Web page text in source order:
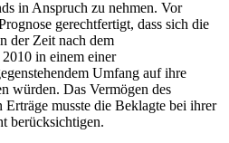
in Anspruch zu nehmen. Vor
gerechtfertigt, dass sich die
der Zeit nach dem
in einem einer
Umfang auf ihre
würden. Das Vermögen des
Erträge musste die Beklagte bei ihrer
berücksichtigen.